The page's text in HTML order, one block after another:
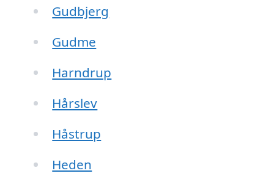
Gudbjerg
Gudme
Harndrup
Hårslev
Håstrup
Heden